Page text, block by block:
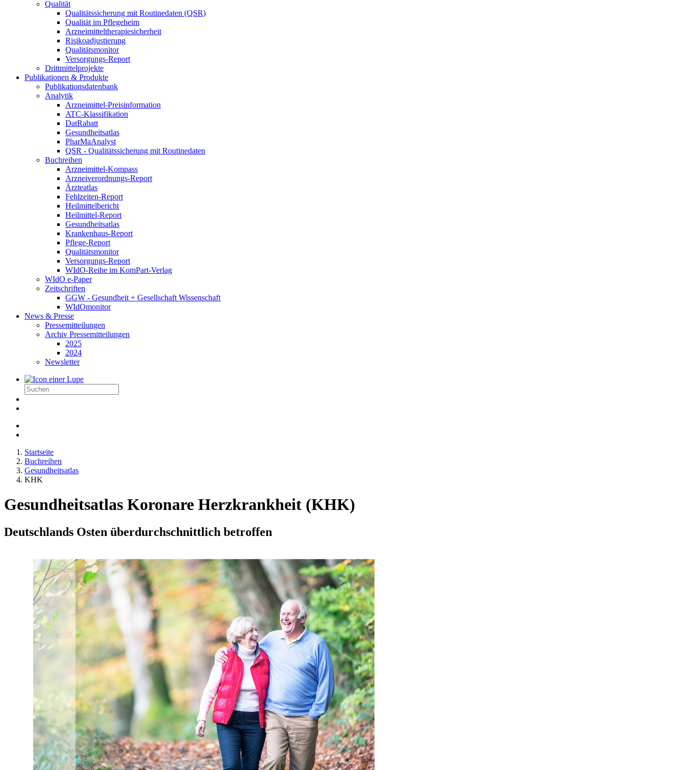
Qualität
Qualitätssicherung mit Routinedaten (QSR)
Qualität im Pflegeheim
Arzneimitteltherapiesicherheit
Risikoadjustierung
Qualitätsmonitor
Versorgungs-Report
Drittmittelprojekte
Publikationen & Produkte
Publikationsdatenbank
Analytik
Arzneimittel-Preisinformation
ATC-Klassifikation
DatRabatt
Gesundheitsatlas
PharMaAnalyst
QSR - Qualitätssicherung mit Routinedaten
Buchreihen
Arzneimittel-Kompass
Arzneiverordnungs-Report
Ärzteatlas
Fehlzeiten-Report
Heilmittelbericht
Heilmittel-Report
Gesundheitsatlas
Krankenhaus-Report
Pflege-Report
Qualitätsmonitor
Versorgungs-Report
WIdO-Reihe im KomPart-Verlag
WIdO e-Paper
Zeitschriften
GGW - Gesundheit + Gesellschaft Wissenschaft
WIdOmonitor
News & Presse
Pressemitteilungen
Archiv Pressemitteilungen
2025
2024
Newsletter
Startseite
Buchreihen
Gesundheitsatlas
KHK
Gesundheitsatlas Koronare Herzkrankheit (KHK)
Deutschlands Osten überdurchschnittlich betroffen